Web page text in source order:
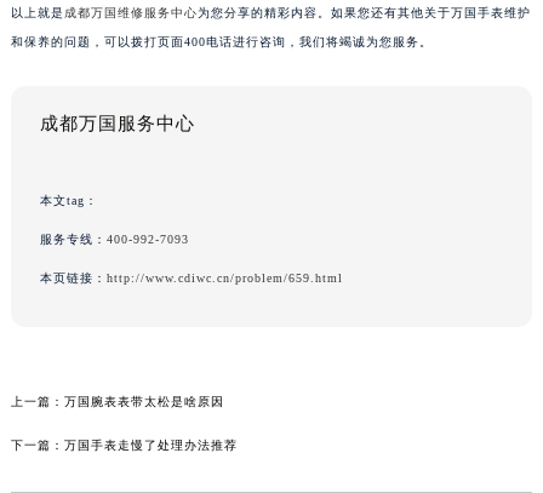
以上就是 成都万国维修服务中心为您分享的精彩内容。如果您还有其他关于万国手表维护
和保养的问题，可以拨打页面400电话进行咨询，我们将竭诚为您服务。
成都万国服务中心
本文tag：
服务专线： 400-992-7093
本页链接： http://www.cdiwc.cn/problem/659.html
上一篇： 万国腕表表带太松是啥原因
下一篇： 万国手表走慢了处理办法推荐